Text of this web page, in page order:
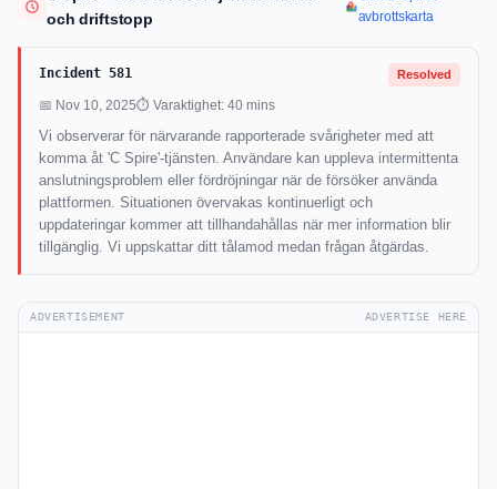
och driftstopp
avbrottskarta
Incident 581 Resolved
📅 Nov 10, 2025⏱ Varaktighet: 40 mins
Vi observerar för närvarande rapporterade svårigheter med att
komma åt 'C Spire'-tjänsten. Användare kan uppleva intermittenta
anslutningsproblem eller fördröjningar när de försöker använda
plattformen. Situationen övervakas kontinuerligt och
uppdateringar kommer att tillhandahållas när mer information blir
tillgänglig. Vi uppskattar ditt tålamod medan frågan åtgärdas.
ADVERTISEMENT ADVERTISE HERE